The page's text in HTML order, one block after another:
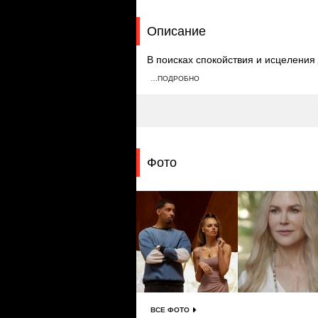
Описание
В поисках спокойствия и
которым управляет таинственная
…ПОДРОБНО
Фото
ВСЕ ФОТО